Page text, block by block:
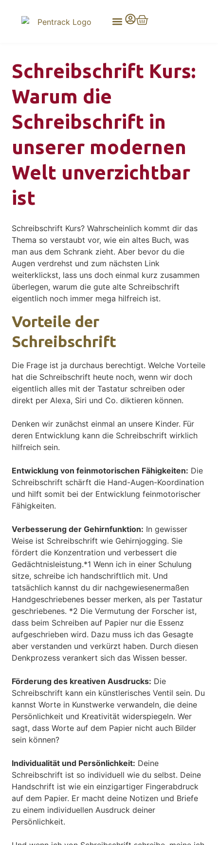
Schreibschrift Kurs:
Warum die
Schreibschrift in
unserer modernen
Welt unverzichtbar
ist
Schreibschrift Kurs? Wahrscheinlich kommt dir das
Thema so verstaubt vor, wie ein altes Buch, was
man aus dem Schrank zieht. Aber bevor du die
Augen verdrehst und zum nächsten Link
weiterklickst, lass uns doch einmal kurz zusammen
überlegen, warum die gute alte Schreibschrift
eigentlich noch immer mega hilfreich ist.
Vorteile der
Schreibschrift
Die Frage ist ja durchaus berechtigt. Welche Vorteile
hat die Schreibschrift heute noch, wenn wir doch
eigentlich alles mit der Tastatur schreiben oder
direkt per Alexa, Siri und Co. diktieren können.
Denken wir zunächst einmal an unsere Kinder. Für
deren Entwicklung kann die Schreibschrift wirklich
hilfreich sein.
Entwicklung von feinmotorischen Fähigkeiten: Die
Schreibschrift schärft die Hand-Augen-Koordination
und hilft somit bei der Entwicklung feinmotorischer
Fähigkeiten.
Verbesserung der Gehirnfunktion: In gewisser
Weise ist Schreibschrift wie Gehirnjogging. Sie
fördert die Konzentration und verbessert die
Gedächtnisleistung.*1 Wenn ich in einer Schulung
sitze, schreibe ich handschriftlich mit. Und
tatsächlich kannst du dir nachgewiesenermaßen
Handgeschriebenes besser merken, als per Tastatur
geschriebenes. *2 Die Vermutung der Forscher ist,
dass beim Schreiben auf Papier nur die Essenz
aufgeschrieben wird. Dazu muss ich das Gesagte
aber verstanden und verkürzt haben. Durch diesen
Denkprozess verankert sich das Wissen besser.
Förderung des kreativen Ausdrucks: Die
Schreibschrift kann ein künstlerisches Ventil sein. Du
kannst Worte in Kunstwerke verwandeln, die deine
Persönlichkeit und Kreativität widerspiegeln. Wer
sagt, dass Worte auf dem Papier nicht auch Bilder
sein können?
Individualität und Persönlichkeit: Deine
Schreibschrift ist so individuell wie du selbst. Deine
Handschrift ist wie ein einzigartiger Fingerabdruck
auf dem Papier. Er macht deine Notizen und Briefe
zu einem individuellen Ausdruck deiner
Persönlichkeit.